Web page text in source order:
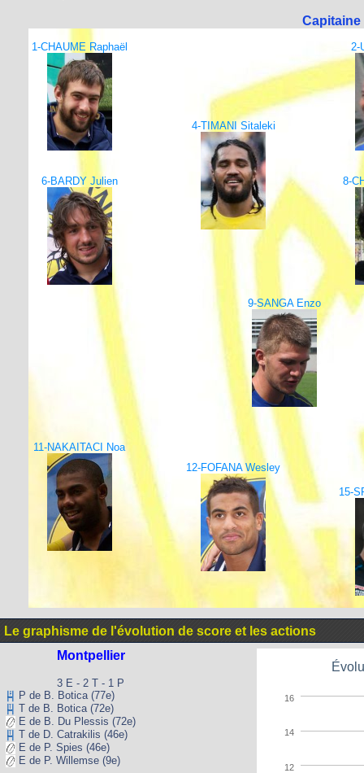
Capitaine
1-CHAUME Raphaël 2-
4-TIMANI Sitaleki
6-BARDY Julien 8-
9-SANGA Enzo
11-NAKAITACI Noa
12-FOFANA Wesley
15-
Le graphisme de l'évolution de score et les actions
Montpellier
3 E - 2 T - 1 P
P de B. Botica (77e)
T de B. Botica (72e)
E de B. Du Plessis (72e)
T de D. Catrakilis (46e)
E de P. Spies (46e)
E de P. Willemse (9e)
12
14
16